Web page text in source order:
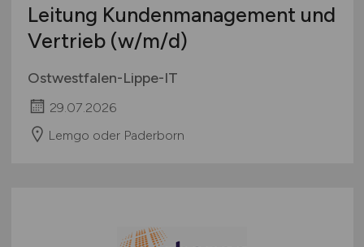
Leitung Kundenmanagement und
Vertrieb (w/m/d)
Ostwestfalen-Lippe-IT
29.07.2026
Lemgo oder Paderborn